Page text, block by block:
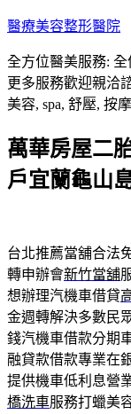
跳
主
要
內
醫療美容整形醫院
全方位醫美服務: 全
更多服務歡迎親洽
美容, spa, 舒壓, 按摩
萬華房屋二
戶宜蘭龜山
台北推薦當舖合法
轉申辦會新竹當舖
想辦理汽機車借貸
金週轉解決多數民
錢汽機車借款分期
融貸款借款專業在
提供機車低利息營
橋洗車服務打蠟美